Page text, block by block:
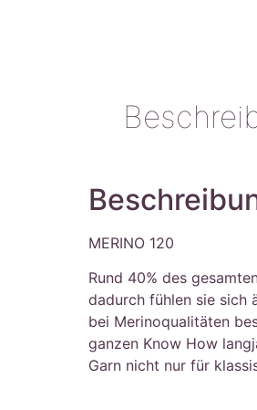
MERINO 120
Rund 40% des
dadurch fühlen sie sich
bei Merinoqualitäten
ganzen Know How
Garn nicht nur für